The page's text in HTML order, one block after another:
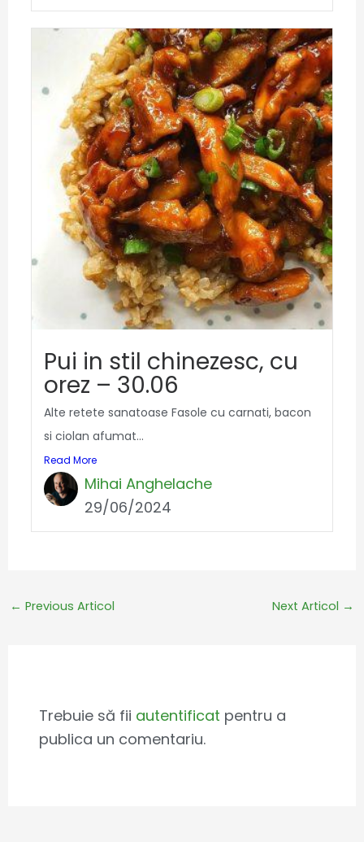
Pui in stil chinezesc, cu
orez – 30.06
Alte retete sanatoase Fasole cu carnati, bacon
si ciolan afumat...
Read More
Mihai Anghelache
29/06/2024
← Previous Articol Next Articol →
Trebuie să fii autentificat pentru a
publica un comentariu.